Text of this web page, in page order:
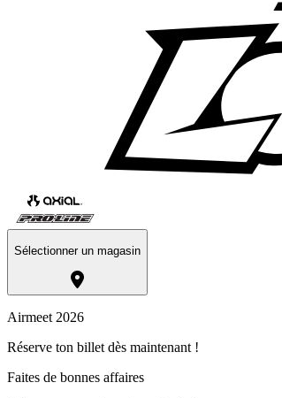
Sélectionner un magasin
Airmeet 2026
Réserve ton billet dès maintenant !
Faites de bonnes affaires